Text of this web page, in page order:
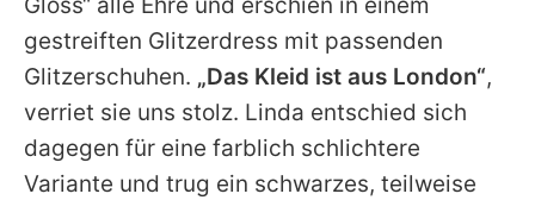
gestreiften Glitzerdress mit passenden
Glitzerschuhen. „Das Kleid ist aus London“,
verriet sie uns stolz. Linda entschied sich
dagegen für eine farblich schlichtere
Variante und trug ein schwarzes, teilweise